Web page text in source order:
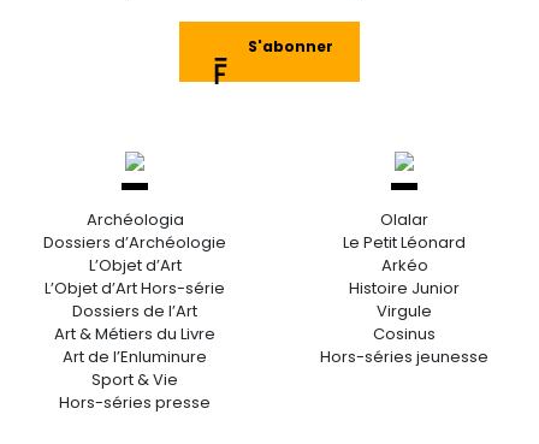
S'abonner
Archéologia
Dossiers d’Archéologie
L’Objet d’Art
L’Objet d’Art Hors-série
Dossiers de l’Art
Art & Métiers du Livre
Art de l’Enluminure
Sport & Vie
Hors-séries presse
Olalar
Le Petit Léonard
Arkéo
Histoire Junior
Virgule
Cosinus
Hors-séries jeunesse